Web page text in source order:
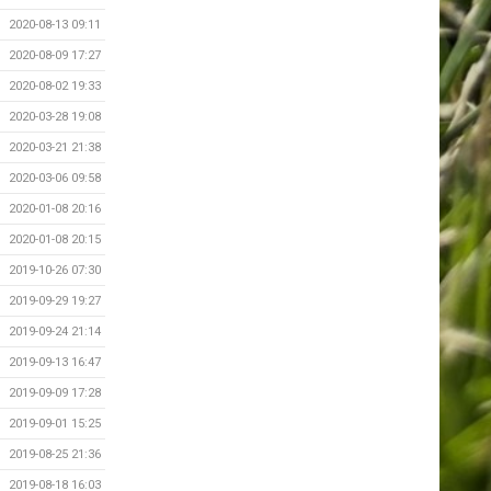
2020-08-13 09:11
2020-08-09 17:27
2020-08-02 19:33
2020-03-28 19:08
2020-03-21 21:38
2020-03-06 09:58
2020-01-08 20:16
2020-01-08 20:15
2019-10-26 07:30
2019-09-29 19:27
2019-09-24 21:14
2019-09-13 16:47
2019-09-09 17:28
2019-09-01 15:25
2019-08-25 21:36
2019-08-18 16:03